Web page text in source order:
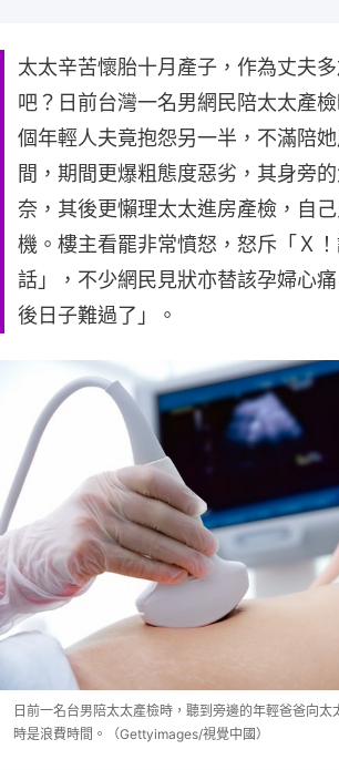
太太辛苦懷胎十月產子，作為丈夫
吧？日前台灣一名男網民陪太太產
個年輕人夫竟抱怨另一半，不滿陪
間，期間更爆粗態度惡劣，其身旁
奈，其後更懶理太太進房產檢，自
機。樓主看罷非常憤怒，怒斥「Ｘ
話」，不少網民見狀亦替該孕婦心
後日子難過了」。
日前一名台男陪太太產檢時，聽到旁邊的年輕爸爸向
時是浪費時間。（Gettyimages/視覺中國）